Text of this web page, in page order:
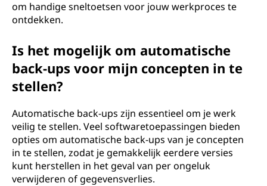
om handige sneltoetsen voor jouw werkproces te
ontdekken.
Is het mogelijk om automatische
back-ups voor mijn concepten in te
stellen?
Automatische back-ups zijn essentieel om je werk
veilig te stellen. Veel softwaretoepassingen bieden
opties om automatische back-ups van je concepten
in te stellen, zodat je gemakkelijk eerdere versies
kunt herstellen in het geval van per ongeluk
verwijderen of gegevensverlies.